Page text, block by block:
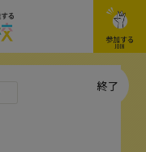
参加する
JOIN
終了